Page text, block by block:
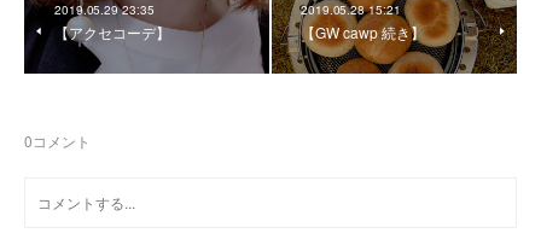
2019.05.29 23:35
【アクセコーデ】
2019.05.28 15:21
【GW cawp 続き】
0コメント